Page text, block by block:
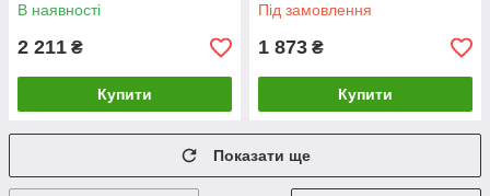
В наявності
2 211 ₴
Купити
Під замовлення
1 873 ₴
Купити
Показати ще